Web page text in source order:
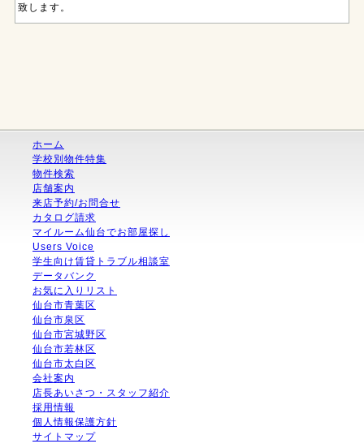
致します。
ホーム
学校別物件特集
物件検索
店舗案内
来店予約/お問合せ
カタログ請求
マイルーム仙台でお部屋探し
Users Voice
学生向け賃貸トラブル相談室
データバンク
お気に入りリスト
仙台市青葉区
仙台市泉区
仙台市宮城野区
仙台市若林区
仙台市太白区
会社案内
店長あいさつ・スタッフ紹介
採用情報
個人情報保護方針
サイトマップ